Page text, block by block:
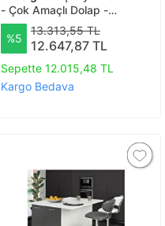
- Çok Amaçlı Dolap -
Gardırop 180 Cm-4 Kapaklı
%5
13.313,55 TL
12.647,87 TL
Sepette 12.015,48 TL
Kargo Bedava